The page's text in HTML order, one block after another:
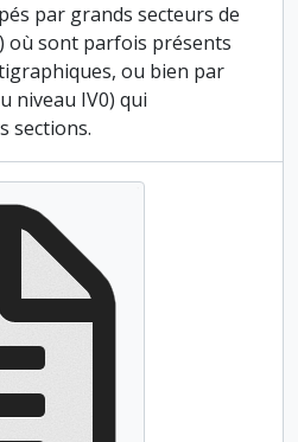
par grands secteurs de
où sont parfois présents
ou bien par
niveau IV0) qui
sections.